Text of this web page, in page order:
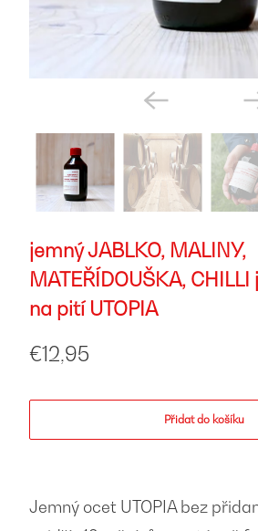
jemný JABLKO, MALINY,
MATEŘÍDOUŠKA,
na pití UTOPIA
€12,95
Přidat do košíku
Jemný ocet UTOPIA bez